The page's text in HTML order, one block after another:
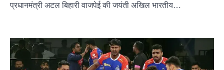
प्रधानमंत्री अटल बिहारी वाजपेई की जयंती अखिल भारतीय…